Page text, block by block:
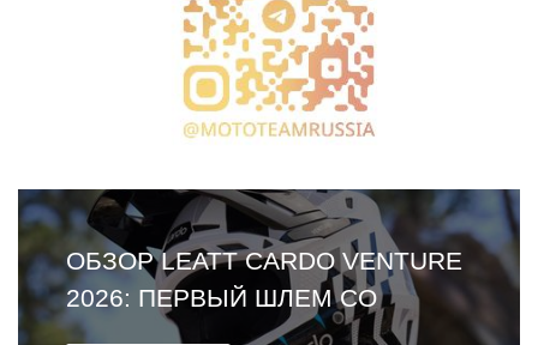
ОБЗОР LEATT CARDO VENTURE
2026: ПЕРВЫЙ ШЛЕМ СО
ВСТРОЕННОЙ ГАРНИТУРОЙ